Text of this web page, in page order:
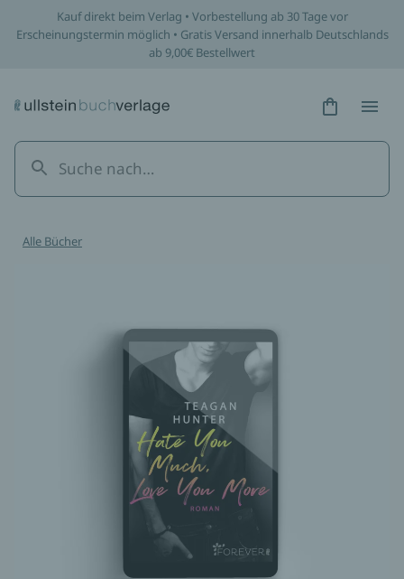
Kauf direkt beim Verlag • Vorbestellung ab 30 Tage vor
Erscheinungstermin möglich • Gratis Versand innerhalb Deutschlands
ab 9,00€ Bestellwert
Hidden
Alle Bücher